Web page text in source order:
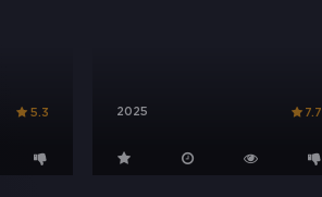
5.3 2025 7.7